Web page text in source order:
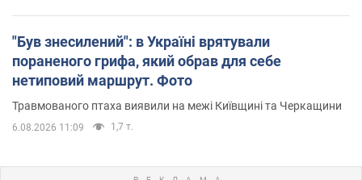
"Був знесилений": в Україні врятували
пораненого грифа, який обрав для себе
нетиповий маршрут. Фото
Травмованого птаха виявили на межі Київщині та Черкащини
6.08.2026 11:09 1,7 т.